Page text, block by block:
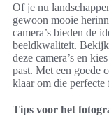
Of je nu
gewoon mooie
camera’s bieden de
beeldkwaliteit. Bekijk
deze camera’s en
past. Met een goede
klaar om die perfecte
Tips voor het